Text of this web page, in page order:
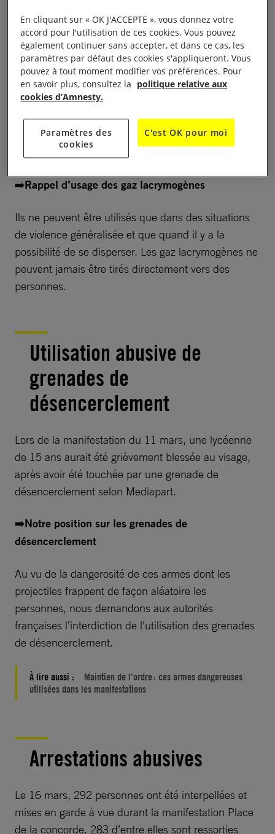
Utilisation abusive des
lacrymogènes
Plusieurs médias ont documenté le recours à des
gaz lacrymogènes projetés directement sur des
manifestants pacifiques pour disperser les
manifestations sans systématiquement de possibilité
➡️Rappel d’usage des gaz lacrymogènes
Ils ne peuvent être utilisés que dans des situations
de violence généralisée et que quand il y a la
possibilité de se disperser. Les gaz lacrymogènes ne
peuvent jamais être tirés directement vers des
personnes.
Utilisation abusive de
grenades de
désencerclement
Lors de la manifestation du 11 mars, une lycéenne
de 15 ans aurait été grièvement blessée au visage,
après avoir été touchée par une grenade de
désencerclement selon Mediapart.
➡️Notre position sur les grenades de
désencerclement
Au vu de la dangerosité de ces armes dont les
projectiles frappent de façon aléatoire les
personnes, nous demandons aux autorités
françaises l’interdiction de l’utilisation des grenades
de désencerclement.
À lire aussi :
Maintien de l’ordre : ces armes dangereuses
utilisées dans les manifestations
Arrestations abusives
Le 16 mars, 292 personnes ont été interpellées et
mises en garde à vue durant la manifestation Place
de la concorde. 283 d’entre elles sont ressorties
En cliquant sur « OK J'ACCEPTE », vous donnez votre
accord pour l'utilisation de ces cookies. Vous pouvez
également continuer sans accepter, et dans ce cas, les
paramètres par défaut des cookies s'appliqueront. Vous
pouvez à tout moment modifier vos préférences. Pour
en savoir plus, consultez la politique relative aux
cookies d’Amnesty.
Paramètres des
cookies
C'est OK pour moi